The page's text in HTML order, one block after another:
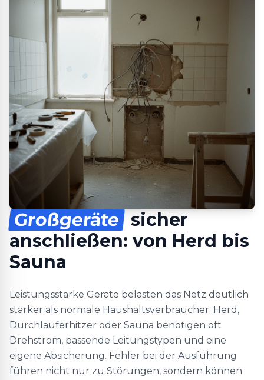
Großgeräte sicher
anschließen: von Herd bis
Sauna
Leistungsstarke Geräte belasten das Netz deutlich
stärker als normale Haushaltsverbraucher. Herd,
Durchlauferhitzer oder Sauna benötigen oft
Drehstrom, passende Leitungstypen und eine
eigene Absicherung. Fehler bei der Ausführung
führen nicht nur zu Störungen, sondern können